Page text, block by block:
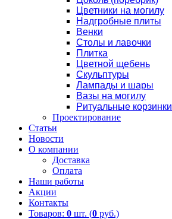
Цветники на могилу
Надгробные плиты
Венки
Столы и лавочки
Плитка
Цветной щебень
Скульптуры
Лампады и шары
Вазы на могилу
Ритуальные корзинки
Проектирование
Статьи
Новости
О компании
Доставка
Оплата
Наши работы
Акции
Контакты
Товаров: 0 шт. (0 руб.)